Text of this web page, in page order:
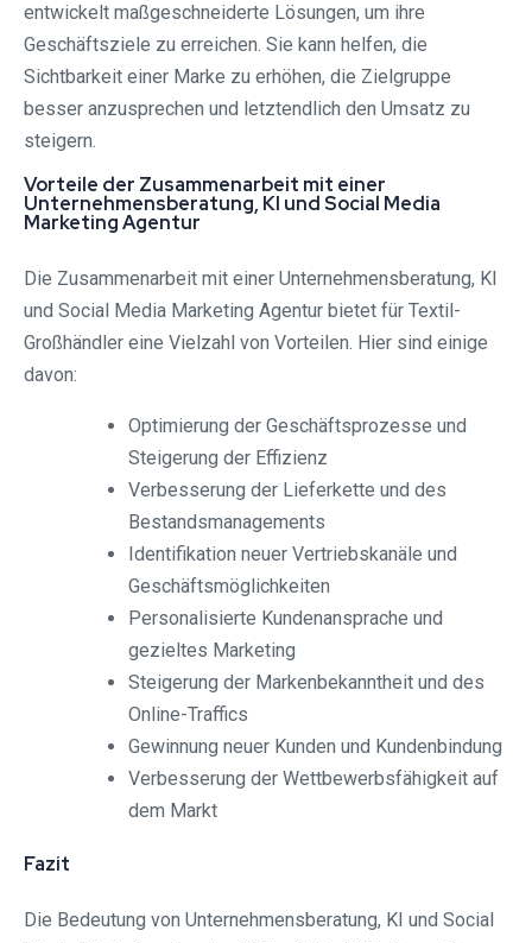
entwickelt maßgeschneiderte Lösungen, um ihre
Geschäftsziele zu erreichen. Sie kann helfen, die
Sichtbarkeit einer Marke zu erhöhen, die Zielgruppe
besser anzusprechen und letztendlich den Umsatz zu
steigern.
Vorteile der Zusammenarbeit mit einer
Unternehmensberatung, KI und Social Media
Marketing Agentur
Die Zusammenarbeit mit einer Unternehmensberatung, KI
und Social Media Marketing Agentur bietet für Textil-
Großhändler eine Vielzahl von Vorteilen. Hier sind einige
davon:
Optimierung der Geschäftsprozesse und
Steigerung der Effizienz
Verbesserung der Lieferkette und des
Bestandsmanagements
Identifikation neuer Vertriebskanäle und
Geschäftsmöglichkeiten
Personalisierte Kundenansprache und
gezieltes Marketing
Steigerung der Markenbekanntheit und des
Online-Traffics
Gewinnung neuer Kunden und Kundenbindung
Verbesserung der Wettbewerbsfähigkeit auf
dem Markt
Fazit
Die Bedeutung von Unternehmensberatung, KI und Social